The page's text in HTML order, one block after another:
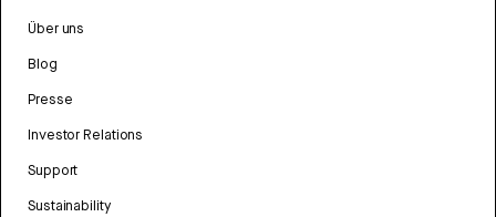
Über uns
Blog
Presse
Investor Relations
Support
Sustainability